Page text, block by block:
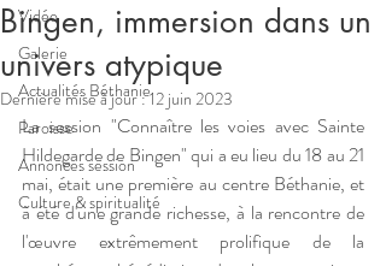
Vidéo
Galerie
Actualités Béthanie
Paroisse
Annonces session
Culture & spiritualité
Bingen, immersion dans un
univers atypique
Dernière mise à jour :12 juin 2023
La session "Connaître les voies avec Sainte
Hildegarde de Bingen" qui a eu lieu du 18 au 21
mai, était une première au centre Béthanie, et
à été d'une grande richesse, à la rencontre de
l'œuvre extrêmement prolifique de la